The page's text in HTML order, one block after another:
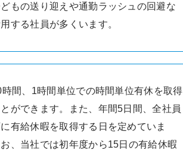
もの送り迎えや通勤ラッシュの回避な
する社員が多くいます。
間、1時間単位での時間単位有休を取得
ができます。また、年間5日間、全社員
有給休暇を取得する日を定めていま
、当社では初年度から15日の有給休暇